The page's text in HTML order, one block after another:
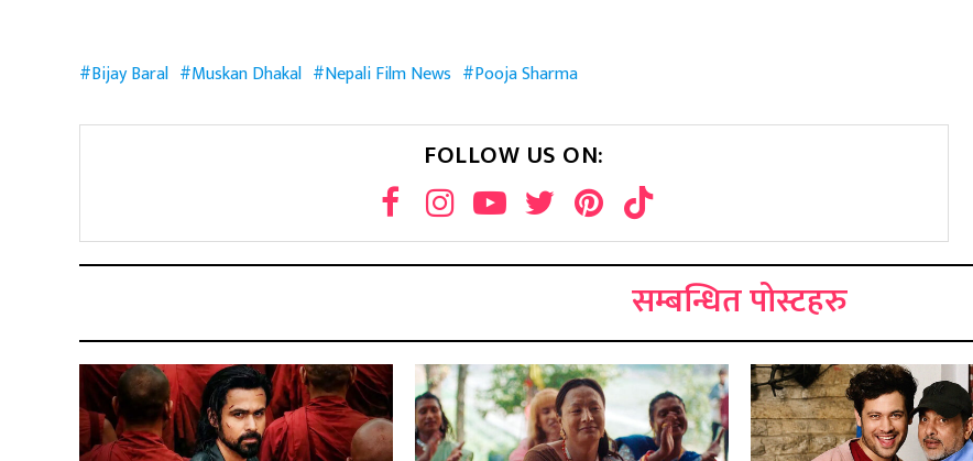
Bijay Baral Muskan Dhakal Nepali Film News Pooja Sharma
FOLLOW US ON:
सम्बन्धित पोस्टहरु